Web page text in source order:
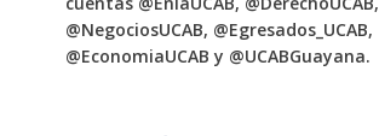
@NegociosUCAB, @Egresados_UCAB,
@EconomiaUCAB y @UCABGuayana.